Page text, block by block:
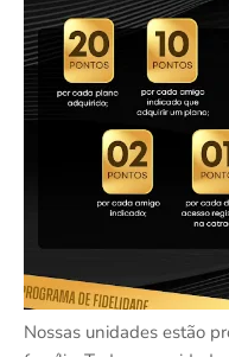
Nossas unidades estão